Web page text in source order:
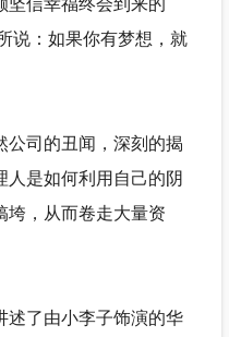
说：如果你有梦想，就
司的丑闻，深刻的揭
人是如何利用自己的阴
垮，从而卷走大量资
述了由小李子饰演的华